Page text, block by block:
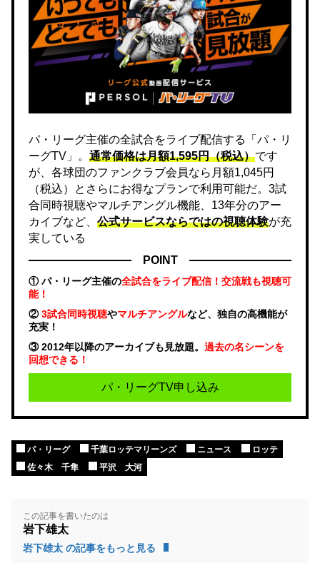
パ・リーグ主催の全試合をライブ配信する「パ・リ
ーグTV」。 通常価格は月額1,595円（税込）です
が、各球団のファンクラブ会員なら月額1,045円
（税込）とさらにお得なプランで利用可能だ。3試
合同時視聴やマルチアングル機能、13年分のアー
カイブなど、 公式サービスならではの視聴体験が充
実している
POINT
① パ・リーグ主催の全試合をライブ配信！交流戦も視聴可
能！
②3試合同時視聴やマルチアングルなど、独自の高機能が
充実！
③ 2012年以降のアーカイブも見放題。 過去の名シーンを
回想できる！
パ・リーグTV申し込み
パ・リーグ 千葉ロッテマリーンズ ニュース
ロッテ
佐々木 千隼
平沢 大河
この記事を書いたのは
岩下雄太
岩下雄太 の記事をもっと見る